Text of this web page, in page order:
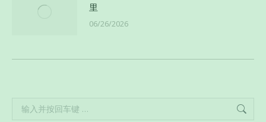
里
06/26/2026
Search: